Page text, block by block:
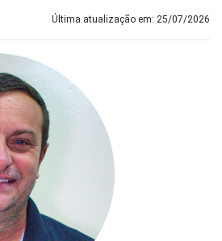
Última atualização em: 25/07/2026